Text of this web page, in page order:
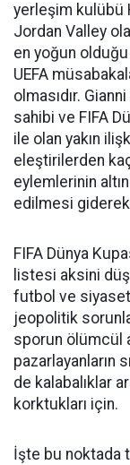
yerleşim kulübü
Jordan Valley
en yoğun
UEFA
olmasıdır.
sahibi ve FIFA
ile olan yakın
eleştirilerden
eylemlerinin
edilmesi giderek
FIFA Dünya
listesi aksini
futbol ve siyaset
jeopolitik
sporun ölümcül
pazarlayanların
de kalabalıklar
korktukları için.
İşte bu noktada